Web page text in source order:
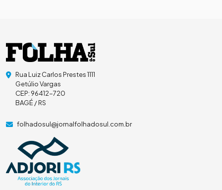
Rua Luiz Carlos Prestes 1111
Getúlio Vargas
CEP: 96412-720
BAGÉ / RS
folhadosul@jornalfolhadosul.com.br